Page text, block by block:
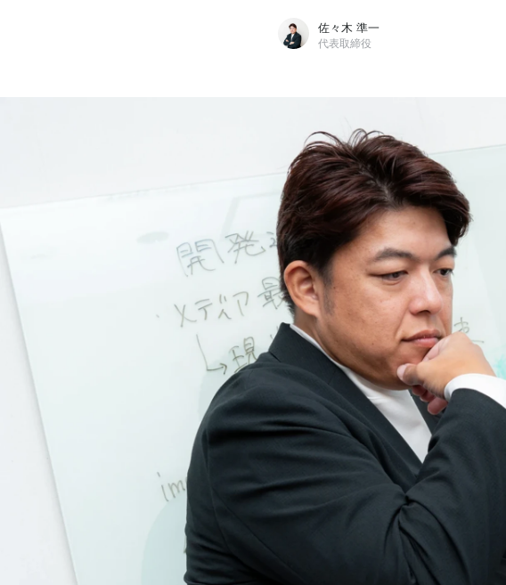
佐々木 準一
代表取締役
佐々木 準一